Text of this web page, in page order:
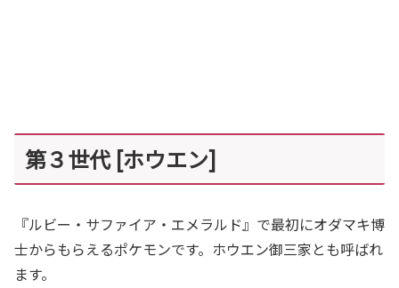
第３世代 [ホウエン]
『ルビー・サファイア・エメラルド』で最初にオダマキ博
士からもらえるポケモンです。ホウエン御三家とも呼ばれ
ます。